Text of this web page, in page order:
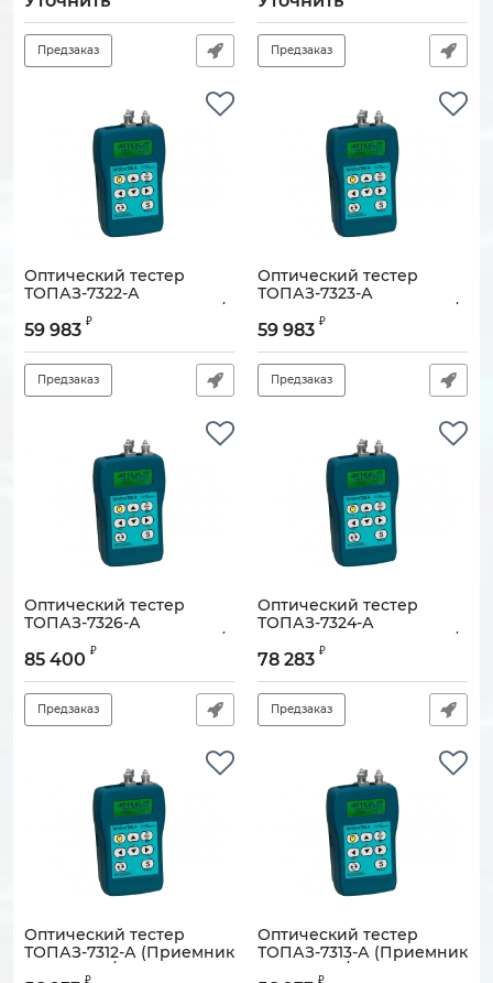
Артикул: 900000-00799
Предзаказ
Артикул: 130704-00475
Предзаказ
Оптический тестер
ТОПАЗ-7322-А
(Приемник -60…+26дБм/
Источник 1310нм)
Артикул: 130705-00458
59 983 ₽
Предзаказ
Оптический тестер
ТОПАЗ-7323-А
(Приемник -60…+26дБм/
Источник 1550нм)
Артикул: 130705-00457
59 983 ₽
Предзаказ
Оптический тестер
ТОПАЗ-7326-А
(Приемник -60…+26дБм/
Источник
Артикул: 130705-00456
85 400 ₽
Предзаказ
Оптический тестер
ТОПАЗ-7324-А
(Приемник -60…+26дБм/
Источник 850нм /
Артикул: 130705-00455
78 283 ₽
Предзаказ
Оптический тестер
ТОПАЗ-7312-А (Приемник
-85…+7дБм/ Источник
Оптический тестер
ТОПАЗ-7313-А (Приемник
-85…+7дБм/ Источник